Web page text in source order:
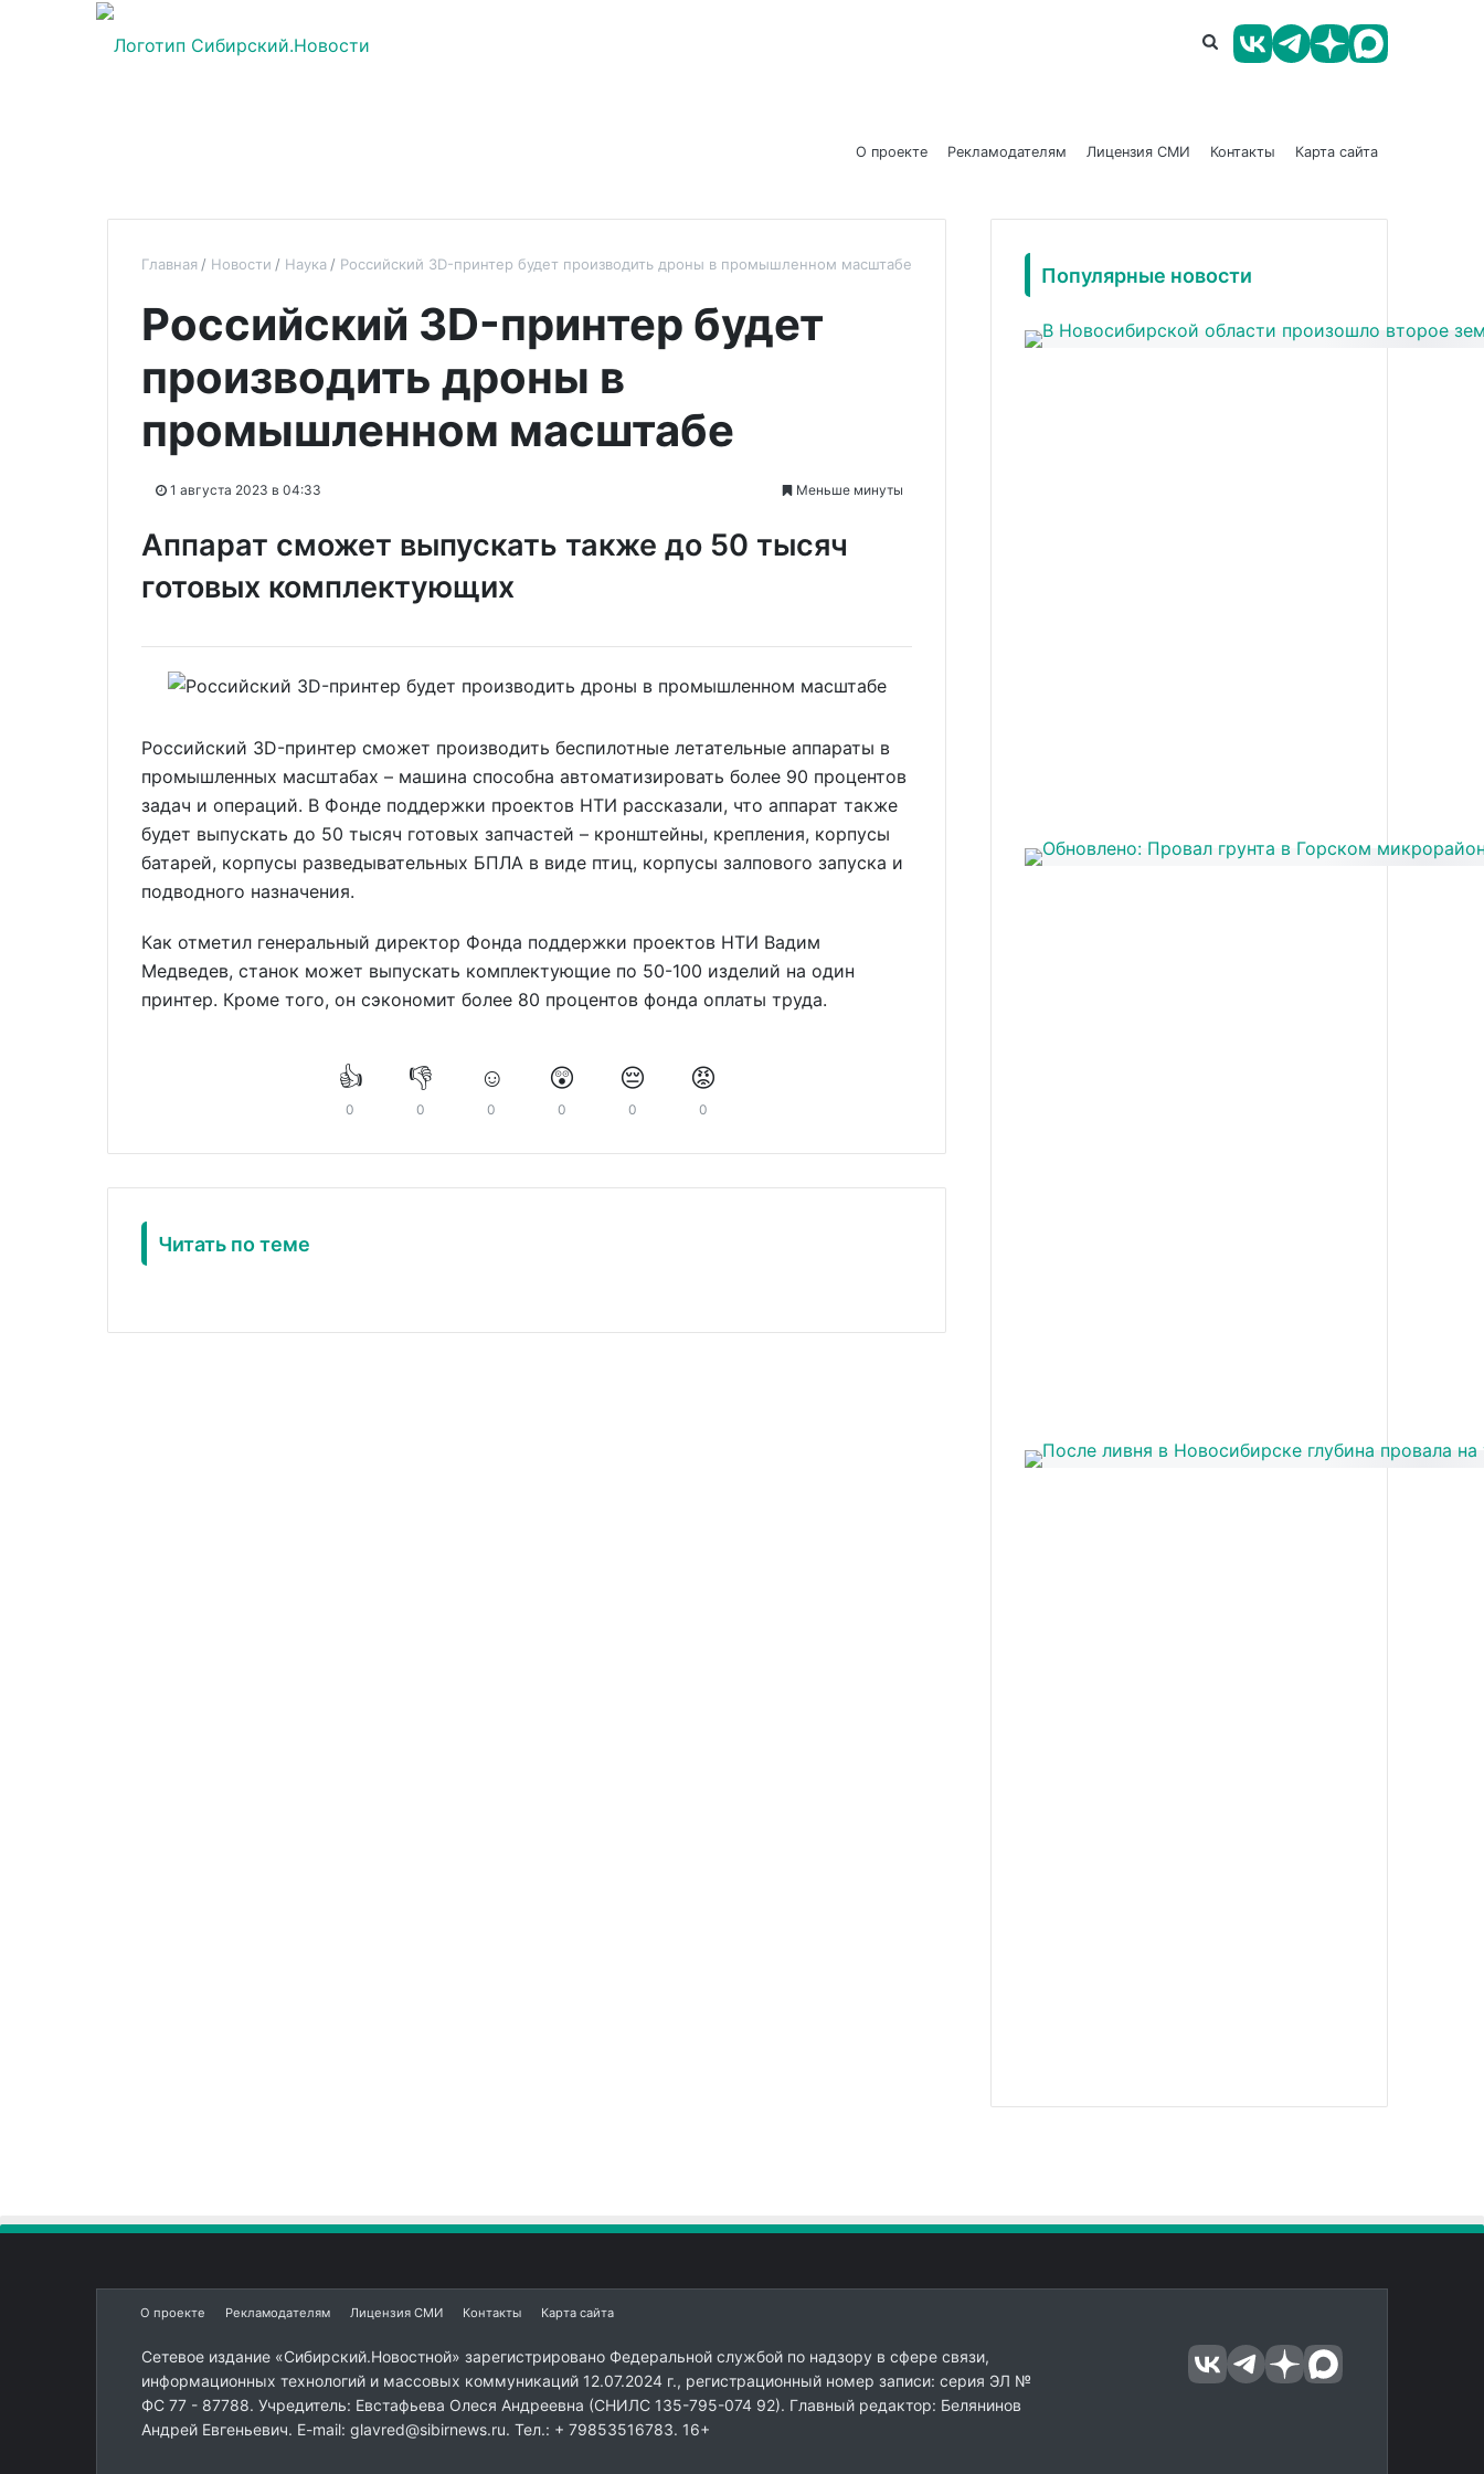
О проекте Рекламодателям Лицензия СМИ Контакты Карта сайта
Главная Новости Наука Российский 3D-принтер будет производить дроны в промышленном масштабе
Российский 3D-принтер будет
производить дроны в
промышленном масштабе
1 августа 2023 в 04:33 Меньше минуты
Аппарат сможет выпускать также до 50 тысяч
готовых комплектующих
Российский 3D-принтер сможет производить беспилотные летательные аппараты в
промышленных масштабах – машина способна автоматизировать более 90 процентов
задач и операций. В Фонде поддержки проектов НТИ рассказали, что аппарат также
будет выпускать до 50 тысяч готовых запчастей – кронштейны, крепления, корпусы
батарей, корпусы разведывательных БПЛА в виде птиц, корпусы залпового запуска и
подводного назначения.
Как отметил генеральный директор Фонда поддержки проектов НТИ Вадим
Медведев, станок может выпускать комплектующие по 50-100 изделий на один
принтер. Кроме того, он сэкономит более 80 процентов фонда оплаты труда.
👍
0
👎
0
☺️
0
😲
0
😔
0
😡
0
Читать по теме
Популярные новости
О проекте Рекламодателям Лицензия СМИ Контакты Карта сайта
Сетевое издание «Сибирский.Новостной» зарегистрировано Федеральной службой по надзору в сфере связи,
информационных технологий и массовых коммуникаций 12.07.2024 г., регистрационный номер записи: серия ЭЛ №
ФС 77 - 87788. Учредитель: Евстафьева Олеся Андреевна (СНИЛС 135-795-074 92). Главный редактор: Белянинов
Андрей Евгеньевич. E-mail: glavred@sibirnews.ru. Тел.: + 79853516783. 16+